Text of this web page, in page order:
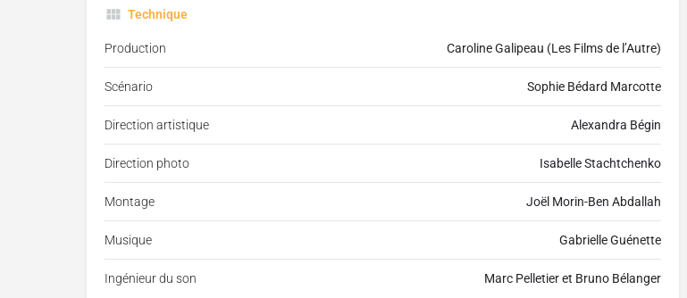
Technique
Production Caroline Galipeau (Les Films de l’Autre)
Scénario Sophie Bédard Marcotte
Direction artistique Alexandra Bégin
Direction photo Isabelle Stachtchenko
Montage Joël Morin-Ben Abdallah
Musique Gabrielle Guénette
Ingénieur du son Marc Pelletier et Bruno Bélanger